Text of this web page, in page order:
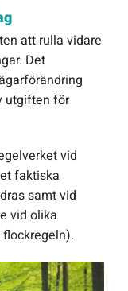
att rulla vidare
Det
utgiften för
vid
faktiska
samt vid
vid olika